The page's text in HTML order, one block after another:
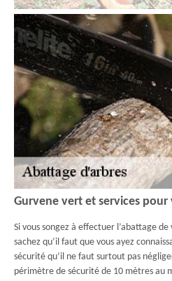
Gurvene vert et services pour
Si vous songez à effectuer l’abattage
sachez qu’il faut que vous ayez
sécurité qu’il ne faut surtout pas
périmètre de sécurité de 10 mètres au